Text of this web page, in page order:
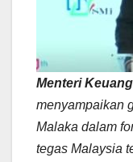
Menteri
menyampaikan
Malaka dalam
tegas Malaysia